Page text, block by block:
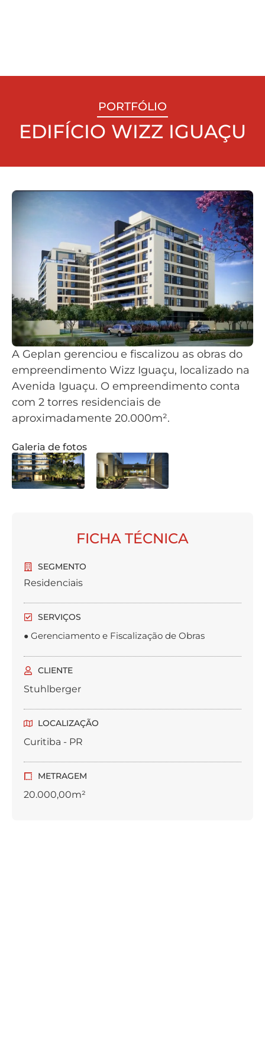
PORTFÓLIO
EDIFÍCIO WIZZ IGUAÇU
A Geplan gerenciou e fiscalizou as obras do
empreendimento Wizz Iguaçu, localizado na
Avenida Iguaçu. O empreendimento conta
com 2 torres residenciais de
aproximadamente 20.000m².
Galeria de fotos
FICHA TÉCNICA
SEGMENTO
Residenciais
SERVIÇOS
● Gerenciamento e Fiscalização de Obras
CLIENTE
Stuhlberger
LOCALIZAÇÃO
Curitiba - PR
METRAGEM
20.000,00m²